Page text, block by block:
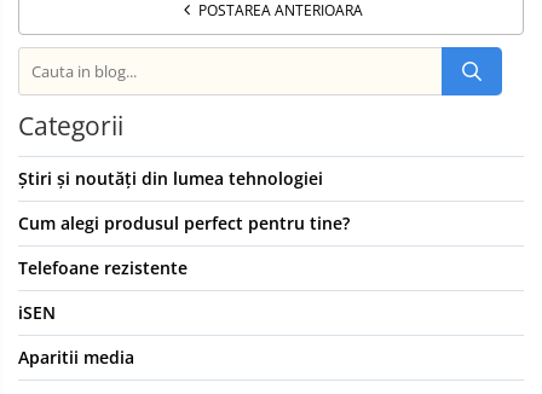
POSTAREA ANTERIOARA
Categorii
Știri și noutăți din lumea tehnologiei
Cum alegi produsul perfect pentru tine?
Telefoane rezistente
iSEN
Aparitii media